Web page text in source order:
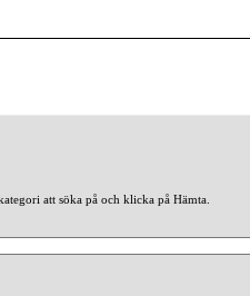
att söka på och klicka på Hämta.